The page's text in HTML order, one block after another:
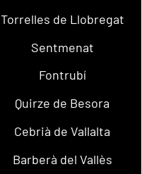
Torrelles de Llobregat
Sentmenat
Fontrubí
Quirze de Besora
Cebrià de Vallalta
Barberà del Vallès